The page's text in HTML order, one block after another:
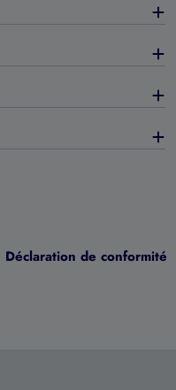
Déclaration de conformité